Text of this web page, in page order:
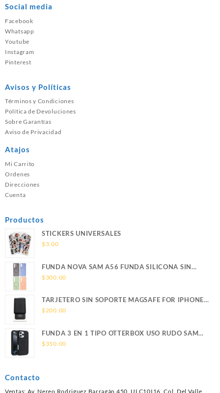
Social media
Facebook
Whatsapp
Youtube
Instagram
Pinterest
Avisos y Políticas
Términos y Condiciones
Política de Devoluciones
Sobre Garantías
Aviso de Privacidad
Atajos
Mi Carrito
Ordenes
Direcciones
Cuenta
Productos
STICKERS UNIVERSALES
$3.00
FUNDA NOVA SAM A56 FUNDA SILICONA SIN
SOPORTE MAGNETICO SAMSUNG
$300.00
TARJETERO SIN SOPORTE MAGSAFE FOR IPHONE
LEATHER WALLET MAGSAFE
$200.00
FUNDA 3 EN 1 TIPO OTTERBOX USO RUDO SAM
S26 ULTRA SAMSUNG S26 ULTRA
$350.00
Contacto
Ventas: Av. Nereo Rodriguez Barragán 450, ULC10I16, Col. Del Valle,